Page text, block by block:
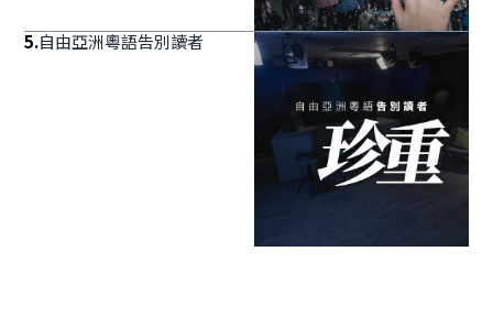
5.自由亞洲粵語告別讀者